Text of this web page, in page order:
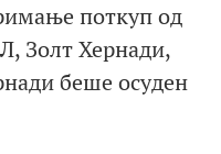
поткуп од
Золт Хернади,
беше осуден